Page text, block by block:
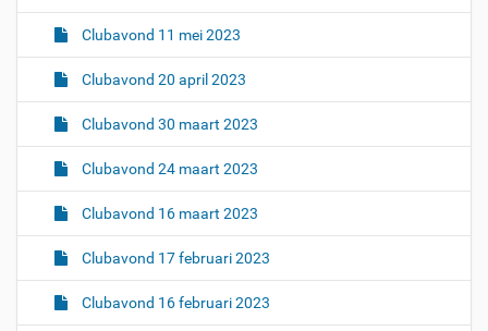
Clubavond 11 mei 2023
Clubavond 20 april 2023
Clubavond 30 maart 2023
Clubavond 24 maart 2023
Clubavond 16 maart 2023
Clubavond 17 februari 2023
Clubavond 16 februari 2023